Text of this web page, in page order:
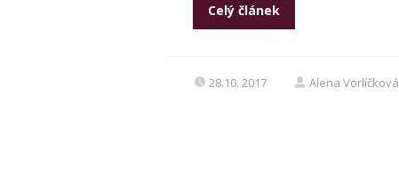
Celý článek
28.10. 2017 Alena Vorlíčková